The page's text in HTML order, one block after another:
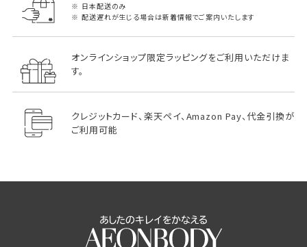
日本配送のみ
配送遅れが生じる場合は新着情報でご案内いたします
オンラインショップ限定ラッピングをご利用いただけま
す。
クレジットカード、楽天ペイ、Amazon Pay、代金引換が
ご利用可能